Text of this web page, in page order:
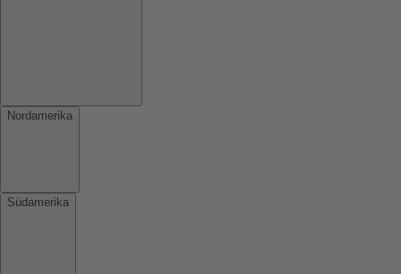
Nordamerika
Südamerika